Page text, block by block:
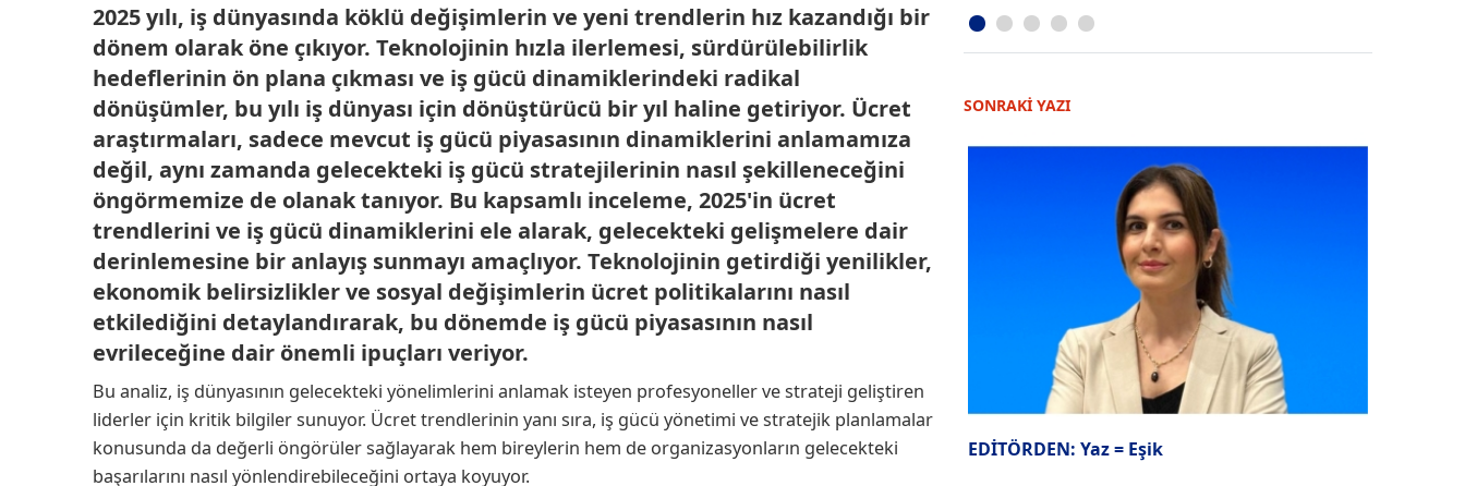
2025 yılı, iş dünyasında köklü değişimlerin ve yeni trendlerin hız kazandığı bir
dönem olarak öne çıkıyor. Teknolojinin hızla ilerlemesi, sürdürülebilirlik
hedeflerinin ön plana çıkması ve iş gücü dinamiklerindeki radikal
dönüşümler, bu yılı iş dünyası için dönüştürücü bir yıl haline getiriyor. Ücret
araştırmaları, sadece mevcut iş gücü piyasasının dinamiklerini anlamamıza
değil, aynı zamanda gelecekteki iş gücü stratejilerinin nasıl şekilleneceğini
öngörmemize de olanak tanıyor. Bu kapsamlı inceleme, 2025'in ücret
trendlerini ve iş gücü dinamiklerini ele alarak, gelecekteki gelişmelere dair
derinlemesine bir anlayış sunmayı amaçlıyor. Teknolojinin getirdiği yenilikler,
ekonomik belirsizlikler ve sosyal değişimlerin ücret politikalarını nasıl
etkilediğini detaylandırarak, bu dönemde iş gücü piyasasının nasıl
evrileceğine dair önemli ipuçları veriyor.
Bu analiz, iş dünyasının gelecekteki yönelimlerini anlamak isteyen profesyoneller ve strateji geliştiren
liderler için kritik bilgiler sunuyor. Ücret trendlerinin yanı sıra, iş gücü yönetimi ve stratejik planlamalar
konusunda da değerli öngörüler sağlayarak hem bireylerin hem de organizasyonların gelecekteki
başarılarını nasıl yönlendirebileceğini ortaya koyuyor.
SONRAKİ YAZI
EDİTÖRDEN: Yaz = Eşik